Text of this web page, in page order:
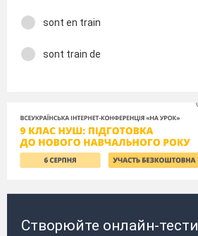
sont en train
sont train de
Створюйте онлайн-тести